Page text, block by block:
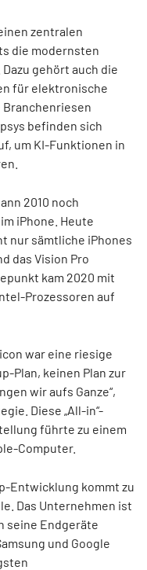
zentralen
die modernsten
gehört auch die
für elektronische
Branchenriesen
befinden sich
um KI-Funktionen in
2010 noch
iPhone. Heute
nur sämtliche iPhones
das Vision Pro
kam 2020 mit
Prozessoren auf
war eine riesige
Plan, keinen Plan zur
wir aufs Ganze“,
Diese „All-in“-
führte zu einem
Computer.
Entwicklung kommt zu
Das Unternehmen ist
seine Endgeräte
und Google